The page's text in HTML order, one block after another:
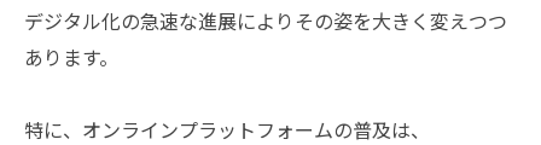
デジタル化の急速な進展によりその姿を大きく変えつつ
あります。
特に、オンラインプラットフォームの普及は、